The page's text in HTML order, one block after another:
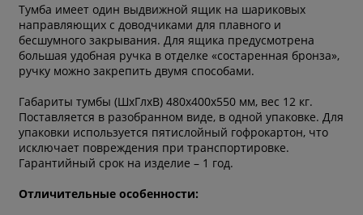
Тумба имеет один выдвижной ящик на шариковых
направляющих с доводчиками для плавного и
бесшумного закрывания. Для ящика предусмотрена
большая удобная ручка в отделке «состаренная бронза»,
ручку можно закрепить двумя способами.
Габариты тумбы (ШхГлхВ) 480х400х550 мм, вес 12 кг.
Поставляется в разобранном виде, в одной упаковке. Для
упаковки используется пятислойный гофрокартон, что
исключает повреждения при транспортировке.
Гарантийный срок на изделие – 1 год.
Отличительные особенности: